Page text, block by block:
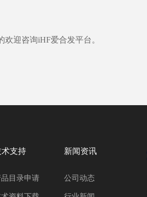
迎咨询iHF爱合发平台。
术支持
品目录申请
新闻资讯
公司动态